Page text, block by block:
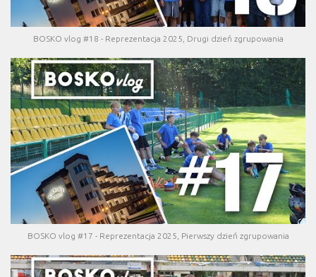
BOSKO vlog #18 - Reprezentacja 2025, Drugi dzień zgrupowania
BOSKO vlog #17 - Reprezentacja 2025, Pierwszy dzień zgrupowania